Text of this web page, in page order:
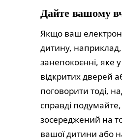
Дайте вашому
Якщо ваш
дитину,
занепокоєнні, яке
відкритих дверей
поговорити тоді,
справді
зосереджений на
вашої дитини або